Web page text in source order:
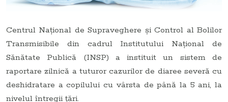
Centrul Naţional de Supraveghere şi Control al Bolilor
Transmisibile din cadrul Institutului Naţional de
Sănătate Publică (INSP) a instituit un sistem de
raportare zilnică a tuturor cazurilor de diaree severă cu
deshidratare a copilului cu vârsta de până la 5 ani, la
nivelul întregii ţări.